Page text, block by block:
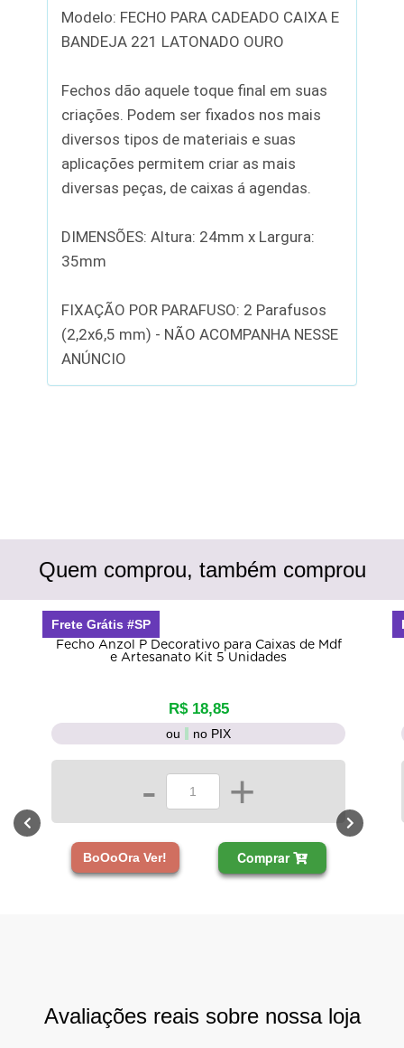
Modelo: FECHO PARA CADEADO CAIXA E
BANDEJA 221 LATONADO OURO
Fechos dão aquele toque final em suas
criações. Podem ser fixados nos mais
diversos tipos de materiais e suas
aplicações permitem criar as mais
diversas peças, de caixas á agendas.
DIMENSÕES: Altura: 24mm x Largura:
35mm
FIXAÇÃO POR PARAFUSO: 2 Parafusos
(2,2x6,5 mm) - NÃO ACOMPANHA NESSE
ANÚNCIO
Quem comprou, também comprou
Fecho Anzol P Decorativo para Caixas de Mdf
e Artesanato Kit 5 Unidades
R$ 18,85
ou no PIX
- +
BoOoOra Ver! Comprar
Frete Grátis #SP
Avaliações reais sobre nossa loja